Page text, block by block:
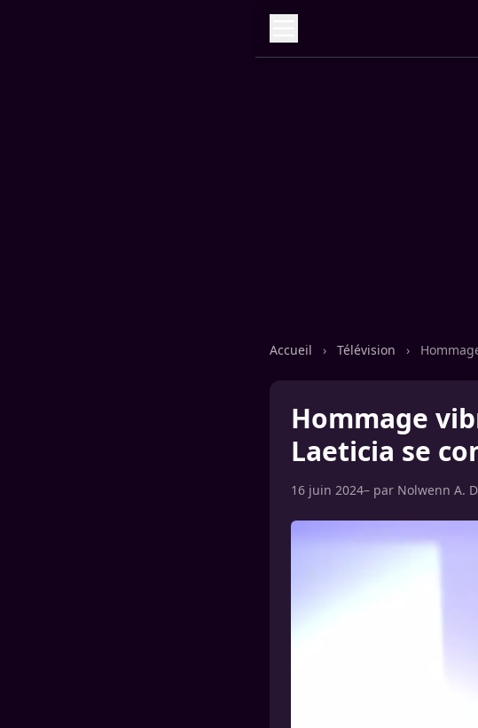
Accueil › Télévision ›
Hommage
Laeticia se
16 juin 2024– par Nolwenn A.